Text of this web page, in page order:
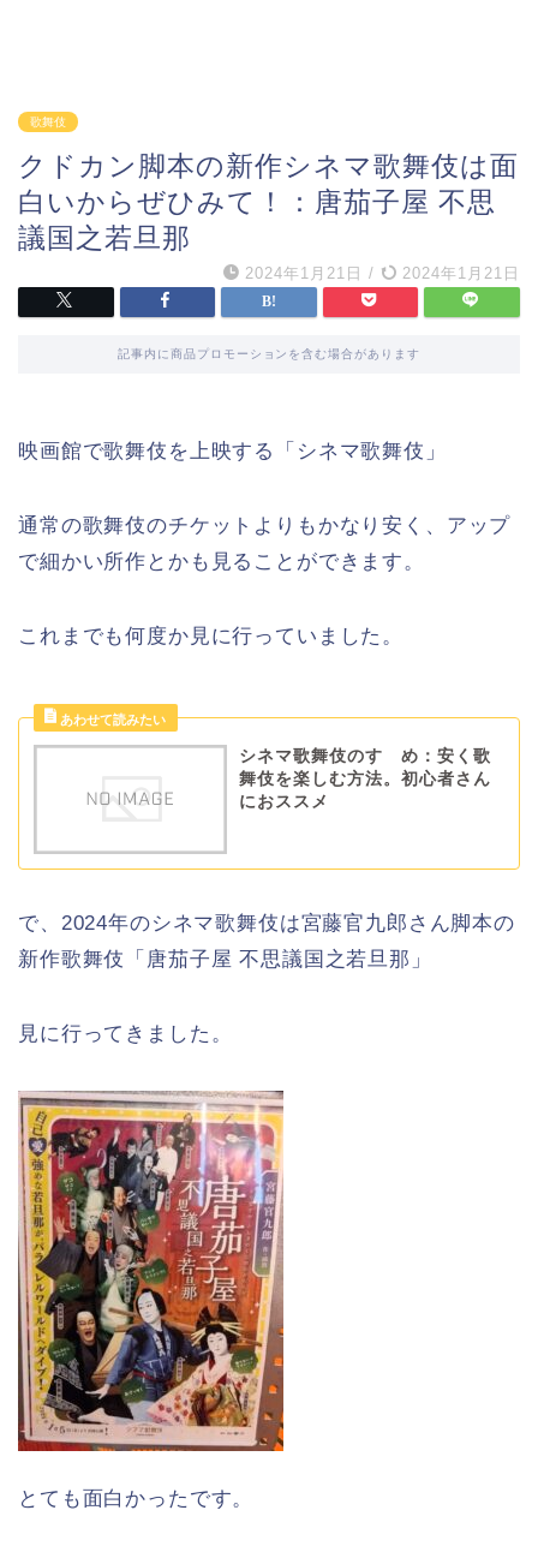
歌舞伎
クドカン脚本の新作シネマ歌舞伎は面
白いからぜひみて！：唐茄子屋 不思
議国之若旦那
2024年1月21日 / 2024年1月21日
記事内に商品プロモーションを含む場合があります
映画館で歌舞伎を上映する「シネマ歌舞伎」
通常の歌舞伎のチケットよりもかなり安く、アップ
で細かい所作とかも見ることができます。
これまでも何度か見に行っていました。
シネマ歌舞伎のすゝめ：安く歌
舞伎を楽しむ方法。初心者さん
におススメ
で、2024年のシネマ歌舞伎は宮藤官九郎さん脚本の
新作歌舞伎「唐茄子屋 不思議国之若旦那」
見に行ってきました。
とても面白かったです。